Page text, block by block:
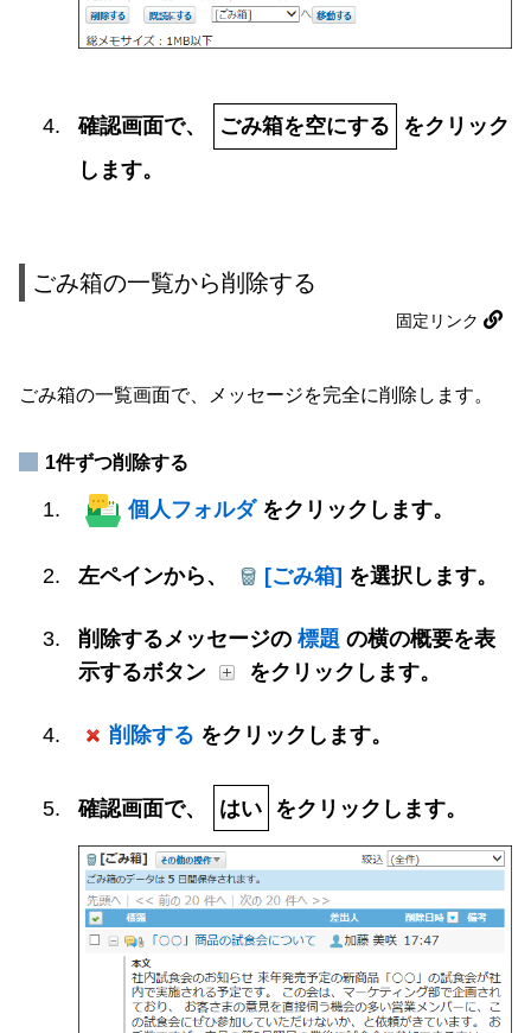
確認画面で、 ごみ箱を空にする
をクリック
します。
ごみ箱の一覧から削除する
固定リンク
ごみ箱の一覧画面で、メッセージを完全に削除します。
1件ずつ削除する
個人フォルダ をクリックします。
左ペインから、 [ごみ箱] を選択します。
削除するメッセージの 標題 の横の概要を表
示するボタン
をクリックします。
削除する をクリックします。
確認画面で、 はい をクリックします。